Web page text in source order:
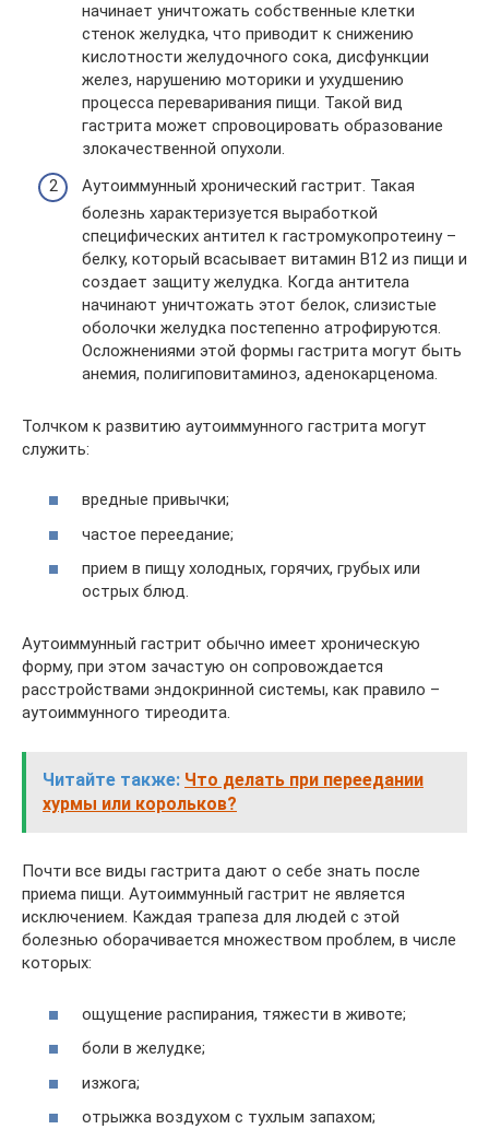
начинает уничтожать собственные клетки
стенок желудка, что приводит к снижению
кислотности желудочного сока, дисфункции
желез, нарушению моторики и ухудшению
процесса переваривания пищи. Такой вид
гастрита может спровоцировать образование
злокачественной опухоли.
Аутоиммунный хронический гастрит. Такая
болезнь характеризуется выработкой
специфических антител к гастромукопротеину –
белку, который всасывает витамин В12 из пищи и
создает защиту желудка. Когда антитела
начинают уничтожать этот белок, слизистые
оболочки желудка постепенно атрофируются.
Осложнениями этой формы гастрита могут быть
анемия, полигиповитаминоз, аденокарценома.
Толчком к развитию аутоиммунного гастрита могут
служить:
вредные привычки;
частое переедание;
прием в пищу холодных, горячих, грубых или
острых блюд.
Аутоиммунный гастрит обычно имеет хроническую
форму, при этом зачастую он сопровождается
расстройствами эндокринной системы, как правило –
аутоиммунного тиреодита.
Читайте также: Что делать при переедании
хурмы или корольков?
Почти все виды гастрита дают о себе знать после
приема пищи. Аутоиммунный гастрит не является
исключением. Каждая трапеза для людей с этой
болезнью оборачивается множеством проблем, в числе
которых:
ощущение распирания, тяжести в животе;
боли в желудке;
изжога;
отрыжка воздухом с тухлым запахом;